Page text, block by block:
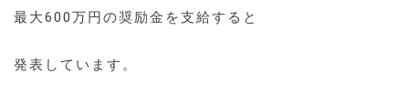
最大600万円の奨励金を支給すると
発表しています。